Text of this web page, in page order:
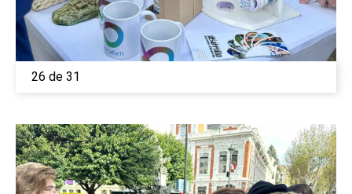
26 de 31